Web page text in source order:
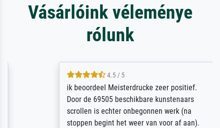
Vásárlóink véleménye
rólunk
4.5 / 5
ik beoordeel Meisterdrucke zeer positief.
Door de 69505 beschikbare kunstenaars
scrollen is echter onbegonnen werk (na
stoppen begint het weer van voor af aan).